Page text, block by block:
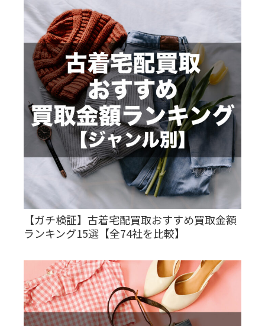
【ガチ検証】古着宅配買取おすすめ買取金額
ランキング15選【全74社を比較】